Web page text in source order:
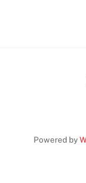
Powered by